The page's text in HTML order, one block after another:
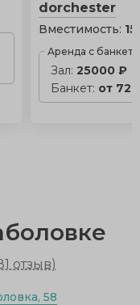
dorchester
Вместимость:
Аренда с
Зал:25000 ₽
Банкет: от
отзыв)
58